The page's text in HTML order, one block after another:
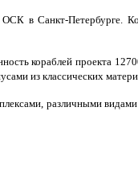
в Санкт-
кораблей проекта
из классических
различными